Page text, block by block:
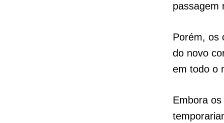
passagem
Porém, os
do novo
em todo o
Embora